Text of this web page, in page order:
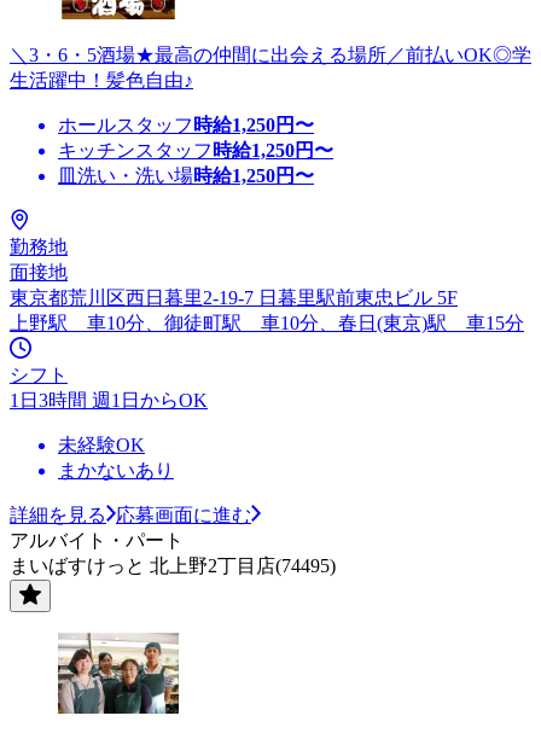
＼3・6・5酒場★最高の仲間に出会える場所／前払いOK◎学
生活躍中！髪色自由♪
ホールスタッフ 時給1,250円〜
キッチンスタッフ 時給1,250円〜
皿洗い・洗い場時給1,250円〜
勤務地
面接地
東京都荒川区西日暮里2-19-7 日暮里駅前東忠ビル 5F
上野駅 車10分、御徒町駅 車10分、春日(東京)駅 車15分
シフト
1日3時間 週1日からOK
未経験OK
まかないあり
詳細を見る
応募画面に進む
アルバイト・パート
まいばすけっと 北上野2丁目店(74495)